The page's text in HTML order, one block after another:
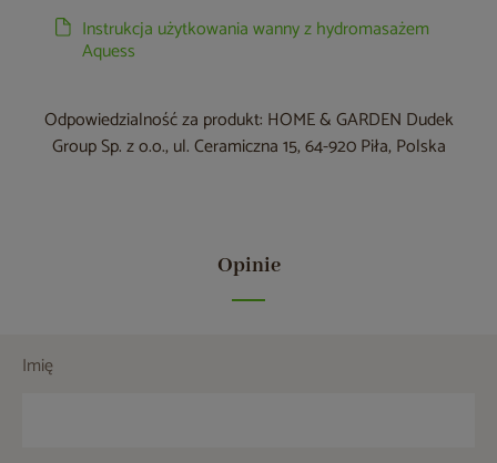
Instrukcja użytkowania wanny z hydromasażem
Aquess
Odpowiedzialność za produkt: HOME & GARDEN Dudek
Group Sp. z o.o., ul. Ceramiczna 15, 64-920 Piła, Polska
Opinie
Imię